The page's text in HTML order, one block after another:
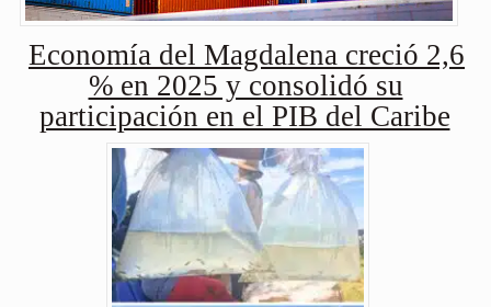
Economía del Magdalena creció 2,6
% en 2025 y consolidó su
participación en el PIB del Caribe